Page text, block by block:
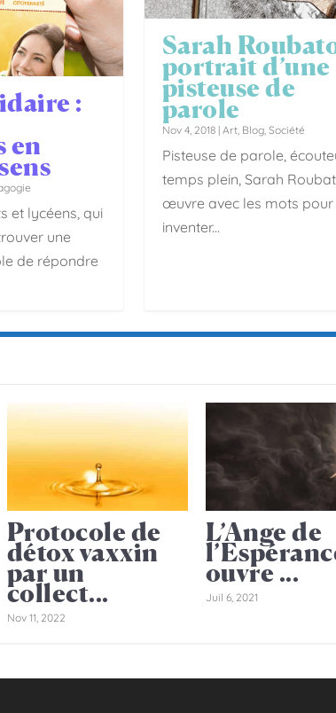
:
en
et lycéens, qui
une
de répondre
Sarah
portrait d’une
pisteuse de
parole
Nov 4, 2018| Art, Blog, Société
Pisteuse de parole,
temps plein, Sarah
œuvre avec les mots pour
inventer...
Protocole de
détox vaxxin
par un
collect...
Nov 11, 2022
L’Ange de
ouvre ...
Juil 6, 2021